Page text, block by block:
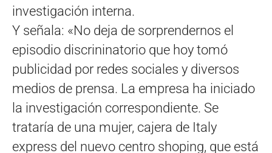
investigación interna.
Y señala: «No deja de sorprendernos el
episodio discrininatorio que hoy tomó
publicidad por redes sociales y diversos
medios de prensa. La empresa ha iniciado
la investigación correspondiente. Se
trataría de una mujer, cajera de Italy
express del nuevo centro shoping, que está